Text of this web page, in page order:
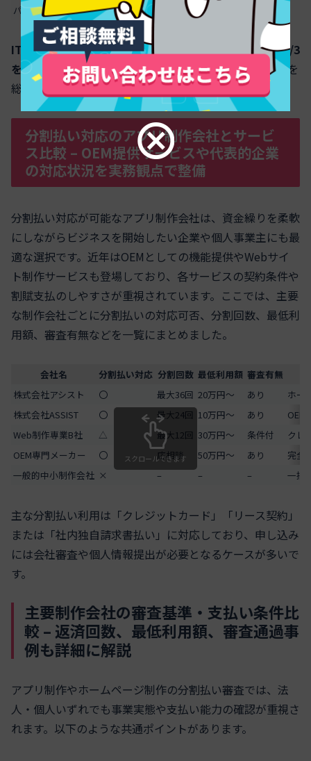
パッケージ・OEMサービス 数十万〜数百万円 月5000円〜2万円
スクロールできます
IT導入補助金などの制度を利用すれば、制作費の1/2〜2/3
を賄うことも可能です。自社のビジネス規模や運用体制を
総合的に判断し、最適な選択を進めてください。
分割払い対応のアプリ制作会社とサービ
ス比較 – OEM提供サービスや代表的企業
の対応状況を実務観点で整備
分割払い対応が可能なアプリ制作会社は、資金繰りを柔軟
にしながらビジネスを開始したい企業や個人事業主にも最
適な選択です。近年はOEMとしての機能提供やWebサイ
ト制作サービスも登場しており、各サービスの契約条件や
割賦支払のしやすさが重視されています。ここでは、主要
な制作会社ごとに分割払いの対応可否、分割回数、最低利
用額、審査有無などを一覧にまとめました。
会社名 分割払い対応 分割回数 最低利用額 審査有無
株式会社アシスト
〇 最大36回 20万円～ あり
ホー
株式会社ASSIST
〇 最大24回 10万円～ あり
OEM
Web制作専業B社
△ 最大12回 30万円～ 条件付
クレ
OEM専門メーカー
〇 応相談 50万円～ あり
完全
一般的中小制作会社 × – – – 一括
スクロールできます
主な分割払い利用は「クレジットカード」「リース契約」
または「社内独自請求書払い」に対応しており、申し込み
には会社審査や個人情報提出が必要となるケースが多いで
す。
主要制作会社の審査基準・支払い条件比
較 – 返済回数、最低利用額、審査通過事
例も詳細に解説
アプリ制作やホームページ制作の分割払い審査では、法
人・個人いずれでも事業実態や支払い能力の確認が重視さ
れます。以下のような共通ポイントがあります。